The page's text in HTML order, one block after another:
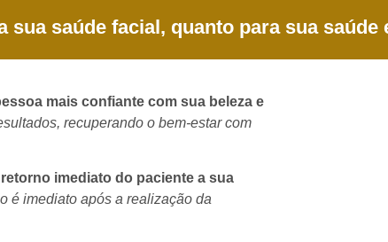
sua saúde facial, quanto para sua
mais confiante com sua beleza e
recuperando o bem-estar com
imediato do paciente a sua
é imediato após a realização da